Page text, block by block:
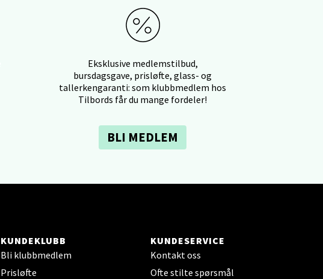
Eksklusive medlemstilbud,
bursdagsgave, prisløfte, glass- og
tallerkengaranti: som klubbmedlem hos
Tilbords får du mange fordeler!
BLI MEDLEM
KUNDEKLUBB
Bli klubbmedlem
Prisløfte
KUNDESERVICE
Kontakt oss
Ofte stilte spørsmål
Velg